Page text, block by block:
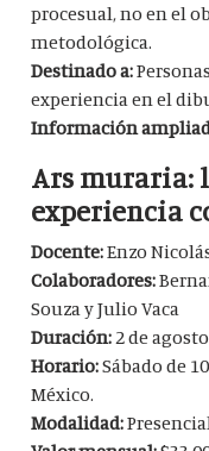
procesual, no en el
metodológica.
Destinado a:
experiencia en el
Información
Ars muraria:
experiencia
Docente:Enzo
Colaboradores:
Souza y Julio Vaca
Duración:2 de
Horario:Sábado de
México.
Modalidad: